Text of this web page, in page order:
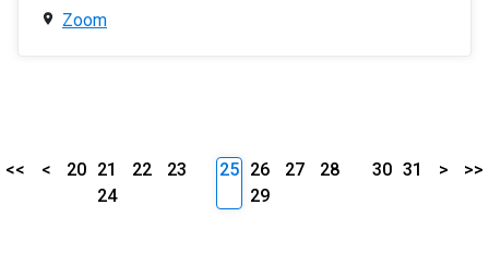
Zoom
<< < 20 21 22
23
24
25 26 27
28
29
30 31 > >>